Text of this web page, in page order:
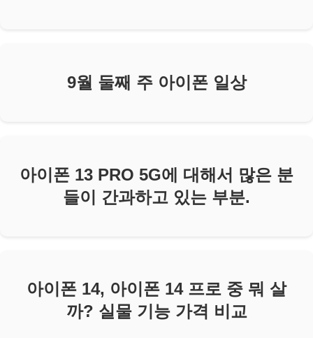
9월 둘째 주 아이폰 일상
아이폰 13 PRO 5G에 대해서 많은 분
들이 간과하고 있는 부분.
아이폰 14, 아이폰 14 프로 중 뭐 살
까? 실물 기능 가격 비교